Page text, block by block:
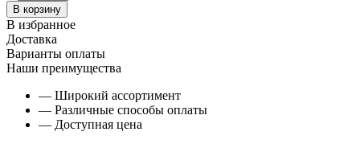
В корзину
В избранное
Доставка
Варианты оплаты
Наши преимущества
— Широкий ассортимент
— Различные способы оплаты
— Доступная цена